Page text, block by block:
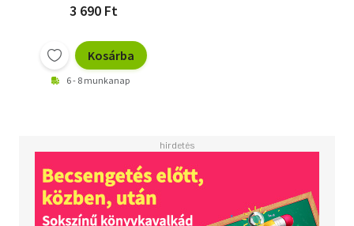
3 690 Ft
Kosárba
6 - 8 munkanap